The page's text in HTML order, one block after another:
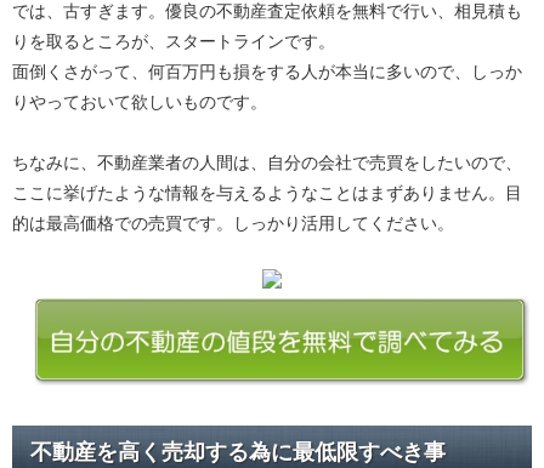
では、古すぎます。優良の不動産査定依頼を無料で行い、相見積も
りを取るところが、スタートラインです。
面倒くさがって、何百万円も損をする人が本当に多いので、しっか
りやっておいて欲しいものです。
ちなみに、不動産業者の人間は、自分の会社で売買をしたいので、
ここに挙げたような情報を与えるようなことはまずありません。目
的は最高価格での売買です。しっかり活用してください。
不動産を高く売却する為に最低限すべき事